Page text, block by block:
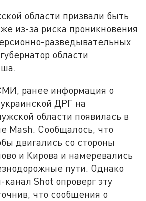
области призвали быть
из-за риска проникновения
разведывательных
области
ранее информация о
ДРГ на
области появилась в
Mash. Сообщалось, что
двигались со стороны
и Кирова и намеревались
пути. Однако
Shot опроверг эту
что сообщения о